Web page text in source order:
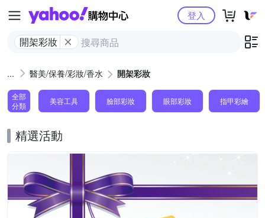
Yahoo購物中心
開架彩妝
登入
醫美/保養/彩妝/香水 開架彩妝
全部
分類
美容工具 臉部彩妝 眼部彩妝 指甲彩繪
精選活動